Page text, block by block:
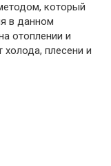
который
в данном
отоплении и
плесени и